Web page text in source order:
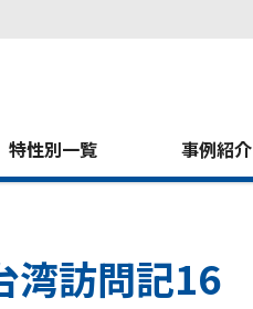
特性別一覧 事例紹介
湾訪問記16